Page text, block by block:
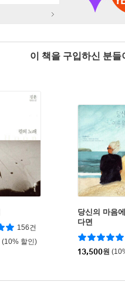
이 책을 구입하신 분
156건
(10% 할인)
당신의 마음
다면
13,500원